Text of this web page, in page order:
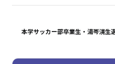
本学サッカー部卒業生・湯岑滉生